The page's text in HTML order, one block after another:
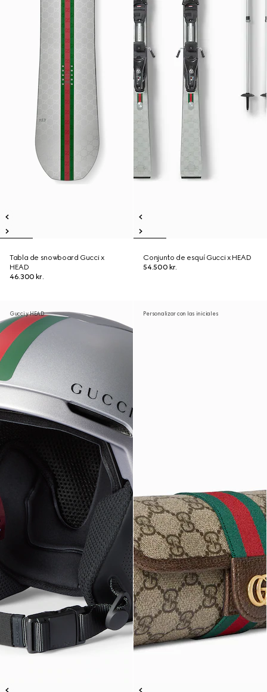
Tabla de snowboard Gucci x
HEAD
46.300 kr.
Conjunto de esquí Gucci x HEAD
54.500 kr.
Gucci y HEAD Personalizar con las iniciales